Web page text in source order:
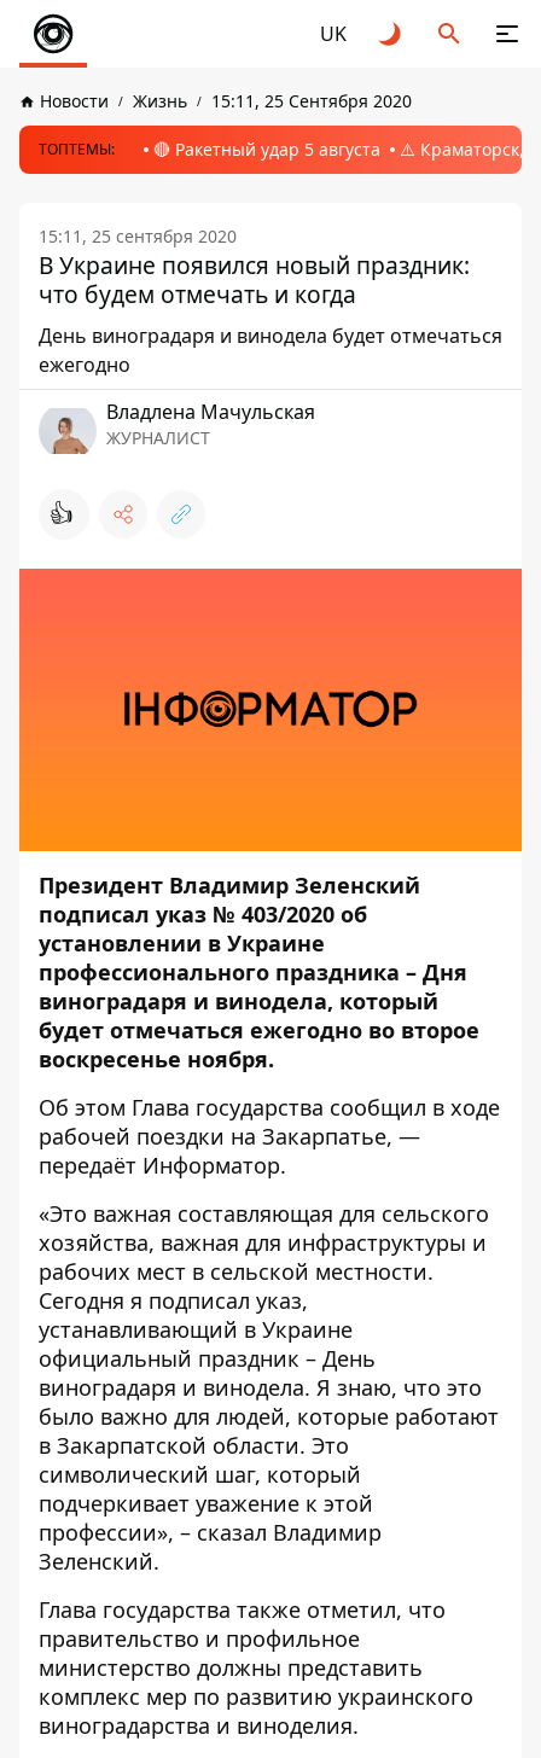
UK
Новости Жизнь 15:11, 25 Сентября 2020
ТОПТЕМЫ: 🔴 Ракетный удар 5 августа ⚠️ Краматорск,
15:11, 25 сентября 2020
В Украине появился новый праздник:
что будем отмечать и когда
День виноградаря и винодела будет отмечаться
ежегодно
Владлена Мачульская
ЖУРНАЛИСТ
👍
Президент Владимир Зеленский
подписал указ № 403/2020 об
установлении в Украине
профессионального праздника – Дня
виноградаря и винодела, который
будет отмечаться ежегодно во второе
воскресенье ноября.
Об этом Глава государства сообщил в ходе
рабочей поездки на Закарпатье, —
передаёт Информатор.
«Это важная составляющая для сельского
хозяйства, важная для инфраструктуры и
рабочих мест в сельской местности.
Сегодня я подписал указ,
устанавливающий в Украине
официальный праздник – День
виноградаря и винодела. Я знаю, что это
было важно для людей, которые работают
в Закарпатской области. Это
символический шаг, который
подчеркивает уважение к этой
профессии», – сказал Владимир
Зеленский.
Глава государства также отметил, что
правительство и профильное
министерство должны представить
комплекс мер по развитию украинского
виноградарства и виноделия.